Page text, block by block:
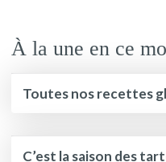
À la une en ce
Toutes nos recettes
C’est la saison des